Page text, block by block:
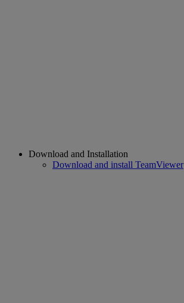
Download and Installation
Download and install TeamViewer